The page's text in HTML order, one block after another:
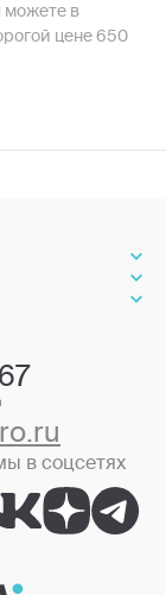
можете в
цене 650
в соцсетях